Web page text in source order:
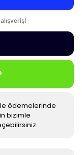
ödemelerinde
bizimle